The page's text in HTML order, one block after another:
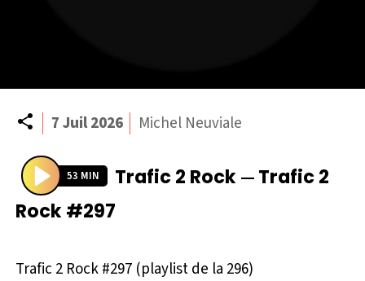
Partager
7 Juil 2026 Michel Neuviale
P
l
y
53 MIN Trafic 2 Rock—Trafic 2
Rock #297
Trafic 2 Rock #297 (playlist de la 296)